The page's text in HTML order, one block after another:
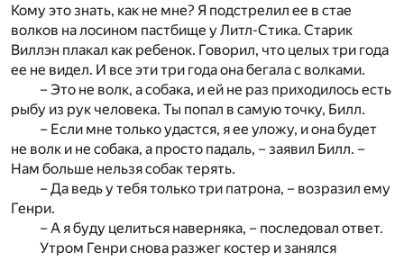
Кому это знать, как не мне? Я подстрелил ее в стае
волков на лосином пастбище у Литл-Стика. Старик
Виллэн плакал как ребенок. Говорил, что целых три года
ее не видел. И все эти три года она бегала с волками.
– Это не волк, а собака, и ей не раз приходилось есть
рыбу из рук человека. Ты попал в самую точку, Билл.
– Если мне только удастся, я ее уложу, и она будет
не волк и не собака, а просто падаль, – заявил Билл. –
Нам больше нельзя собак терять.
– Да ведь у тебя только три патрона, – возразил ему
Генри.
– А я буду целиться наверняка, – последовал ответ.
Утром Генри снова разжег костер и занялся